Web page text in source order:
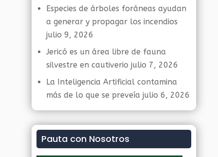
Especies de árboles foráneas ayudan
a generar y propagar los incendios
julio 9, 2026
Jericó es un área libre de fauna
silvestre en cautiverio julio 7, 2026
La Inteligencia Artificial contamina
más de lo que se preveía julio 6, 2026
Pauta con Nosotros